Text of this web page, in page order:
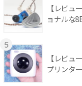
【レビュ
ョナルな
5
【レビュ
プリンタ